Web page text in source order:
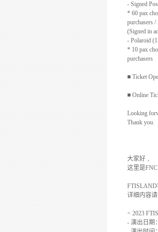
- Signed
* 60 pax
purchasers
(Signed in
- Polaroid
* 10 pax
purchasers
■ Ticket
■ Online
Looking
Thank you.
大家好 ，
这里是
FTISLAND
详细内容请
< 2023
- 演出日期：